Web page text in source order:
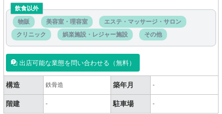
飲食以外
物販
美容室・理容室
エステ・マッサージ・サロン
クリニック
娯楽施設・レジャー施設 その他
出店可能な業態を問い合わせる（無料）
構造 鉄骨造 築年月 -
階建 - 駐車場 -